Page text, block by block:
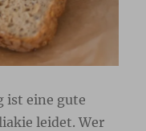
ist eine gute
leidet. Wer